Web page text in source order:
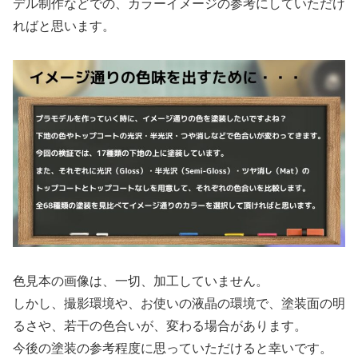
デル制作などでの、カラーイメージの参考にしていただけ
ればと思います。
色見本の画像は、一切、加工していません。
しかし、撮影環境や、お使いの液晶の環境で、塗装面の明
るさや、若干の色合いが、変わる場合があります。
今後の塗装の参考程度に思っていただけると幸いです。